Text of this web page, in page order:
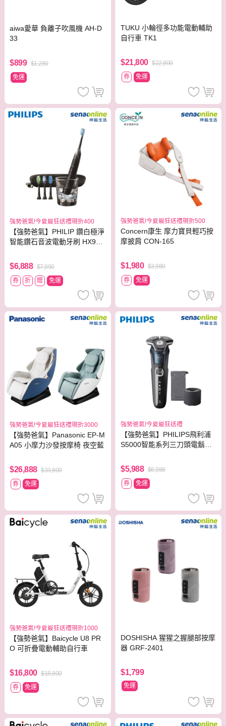
aiwa愛華 負離子吹風機 AH-D
33
$899 $1,280
免運
TUKU 小輪徑多功能電動輔助
自行車 TK1
$21,800 $22,800
券
免運
強勢爸氣!今夏最狂送禮現折400
【強勢爸氣】PHILIP 鑽白極淨
智能鑽石音波電動牙刷 HX992
$6,888 $7,990
券
折 贈 免運
強勢爸氣!今夏最狂送禮現折500
Concern康生 摩力寶貝輕巧按
摩披肩 CON-165
$1,980 $3,980
券
免運
強勢爸氣!今夏最狂送禮現折3000
【強勢爸氣】Panasonic EP-M
A05 小摩力沙發按摩椅 夜空藍
$26,888 $33,800
券
免運
強勢爸氣!今夏最狂送禮
【強勢爸氣】PHILIPS飛利浦
S5000智能系列三刀頭電鬍刀
$5,988 $6,988
券
免運
強勢爸氣!今夏最狂送禮現折1000
【強勢爸氣】Baicycle U8 PR
O 可折疊電動輔助自行車
$16,800 $18,800
券
免運
DOSHISHA 猩猩之握腿部按摩
器 GRF-2401
$1,799
免運